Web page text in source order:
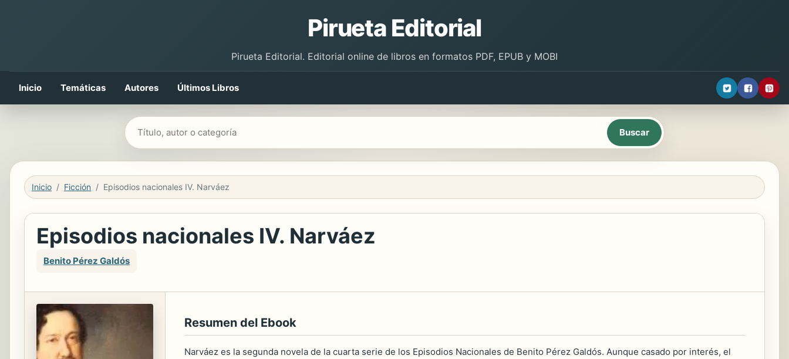
Pirueta Editorial
Pirueta Editorial. Editorial online de libros en formatos PDF, EPUB y MOBI
Inicio Temáticas Autores Últimos Libros
Buscar libros
Inicio Ficción Episodios nacionales IV. Narváez
Episodios nacionales IV. Narváez
Benito Pérez Galdós
Resumen del Ebook
Narváez es la segunda novela de la cuarta serie de los Episodios Nacionales de Benito Pérez Galdós. Aunque casado por interés, el